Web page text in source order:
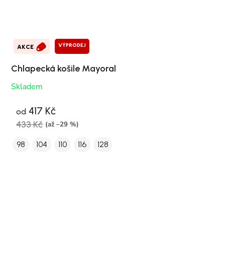
AKCE VÝPRODEJ
Chlapecká košile Mayoral
Skladem
od 417 Kč
433 Kč (až –29 %)
98 104 110 116 128